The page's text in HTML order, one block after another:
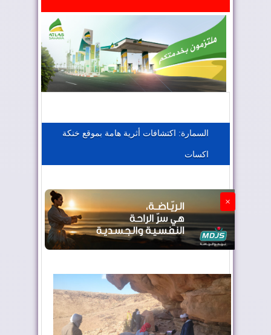
المغرب يعزز موقعه في صناعة الطيران
الجزائر تستسلم لفرنسا
السمارة: اكتشافات أثرية هامة بموقع خنكة
اكسات
×